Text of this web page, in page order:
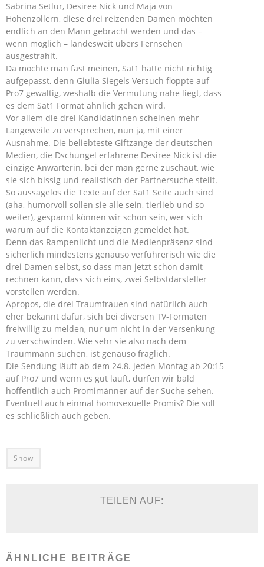
Sabrina Setlur, Desiree Nick und Maja von
Hohenzollern, diese drei reizenden Damen möchten
endlich an den Mann gebracht werden und das –
wenn möglich – landesweit übers Fernsehen
ausgestrahlt.
Da möchte man fast meinen, Sat1 hätte nicht richtig
aufgepasst, denn Giulia Siegels Versuch floppte auf
Pro7 gewaltig, weshalb die Vermutung nahe liegt, dass
es dem Sat1 Format ähnlich gehen wird.
Vor allem die drei Kandidatinnen scheinen mehr
Langeweile zu versprechen, nun ja, mit einer
Ausnahme. Die beliebteste Giftzange der deutschen
Medien, die Dschungel erfahrene Desiree Nick ist die
einzige Anwärterin, bei der man gerne zuschaut, wie
sie sich bissig und realistisch der Partnersuche stellt.
So aussagelos die Texte auf der Sat1 Seite auch sind
(aha, humorvoll sollen sie alle sein, tierlieb und so
weiter), gespannt können wir schon sein, wer sich
warum auf die Kontaktanzeigen gemeldet hat.
Denn das Rampenlicht und die Medienpräsenz sind
sicherlich mindestens genauso verführerisch wie die
drei Damen selbst, so dass man jetzt schon damit
rechnen kann, dass sich eins, zwei Selbstdarsteller
vorstellen werden.
Apropos, die drei Traumfrauen sind natürlich auch
eher bekannt dafür, sich bei diversen TV-Formaten
freiwillig zu melden, nur um nicht in der Versenkung
zu verschwinden. Wie sehr sie also nach dem
Traummann suchen, ist genauso fraglich.
Die Sendung läuft ab dem 24.8. jeden Montag ab 20:15
auf Pro7 und wenn es gut läuft, dürfen wir bald
hoffentlich auch Promimänner auf der Suche sehen.
Eventuell auch einmal homosexuelle Promis? Die soll
es schließlich auch geben.
Show
TEILEN AUF:
ÄHNLICHE BEITRÄGE